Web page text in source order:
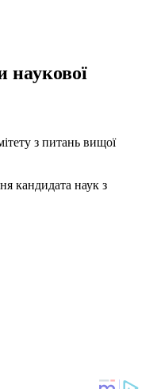
наукової
з питань вищої
кандидата наук з